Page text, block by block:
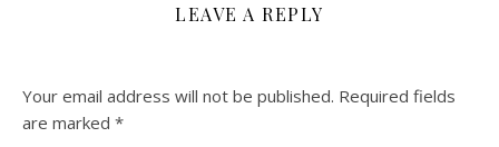
LEAVE A REPLY
Your email address will not be published. Required fields
are marked *